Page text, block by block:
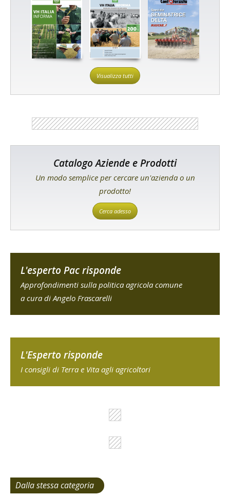
Visualizza tutti
Catalogo Aziende e Prodotti
Un modo semplice per cercare un'azienda o un
prodotto!
Cerca adesso
L'esperto Pac risponde
Approfondimenti sulla politica agricola comune
a cura di Angelo Frascarelli
L'Esperto risponde
I consigli di Terra e Vita agli agricoltori
Dalla stessa categoria